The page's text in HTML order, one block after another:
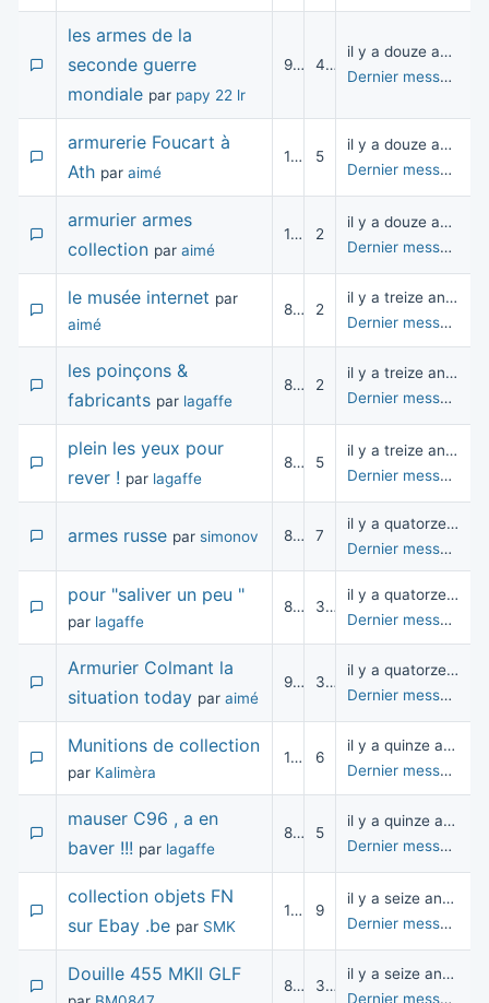
les armes de la
seconde guerre
mondiale par papy 22 lr
9 123 4
il y a douze années
Dernier message
armurerie Foucart à
Ath par aimé
13 422 5
il y a douze années
Dernier message
armurier armes
collection par aimé
10 230 2
il y a douze années
Dernier message
le musée internet par
aimé
8 361 2
il y a treize années
Dernier message
les poinçons &
fabricants par lagaffe
8 952 2
il y a treize années
Dernier message
plein les yeux pour
rever ! par lagaffe
8 559 5
il y a treize années
Dernier message
armes russe par simonov 8 645 7
il y a quatorze années
Dernier message
pour "saliver un peu "
par lagaffe
8 725 3
il y a quatorze années
Dernier message
Armurier Colmant la
situation today par aimé
9 220 3
il y a quatorze années
Dernier message
Munitions de collection
par Kalimèra
11 092 6
il y a quinze années
Dernier message
mauser C96 , a en
baver !!! par lagaffe
8 977 5
il y a quinze années
Dernier message
collection objets FN
sur Ebay .be par SMK
10 629 9
il y a seize années
Dernier message
Douille 455 MKII GLF
8 889 3
il y a seize années
Dernier message